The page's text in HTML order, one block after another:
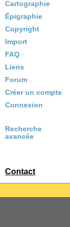
Cartographie
Épigraphie
Copyright
Import
FAQ
Liens
Forum
Créer un compte
Connexion
Recherche
avancée
Contact